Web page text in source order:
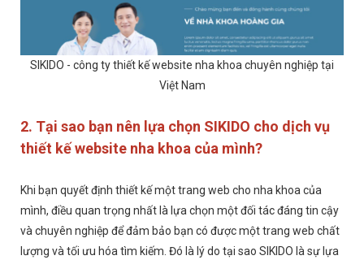
SIKIDO - công ty thiết kế website nha khoa chuyên nghiệp tại
Việt Nam
2. Tại sao bạn nên lựa chọn SIKIDO cho dịch vụ
thiết kế website nha khoa của mình?
Khi bạn quyết định thiết kế một trang web cho nha khoa của
mình, điều quan trọng nhất là lựa chọn một đối tác đáng tin cậy
và chuyên nghiệp để đảm bảo bạn có được một trang web chất
lượng và tối ưu hóa tìm kiếm. Đó là lý do tại sao SIKIDO là sự lựa